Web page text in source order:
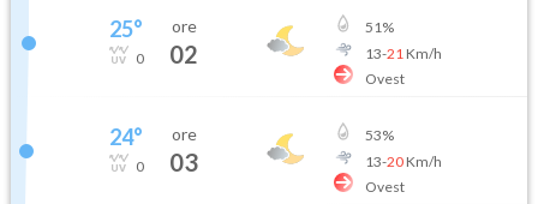
25°
0
ore
02
51%
13-21 Km/h
Ovest
24°
0
ore
03
53%
13-20Km/h
Ovest